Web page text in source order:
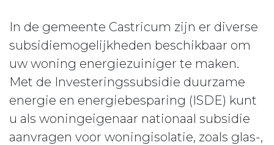
In de gemeente Castricum zijn er diverse
subsidiemogelijkheden beschikbaar om
uw woning energiezuiniger te maken.
Met de Investeringssubsidie duurzame
energie en energiebesparing (ISDE) kunt
u als woningeigenaar nationaal subsidie
aanvragen voor woningisolatie, zoals glas-,